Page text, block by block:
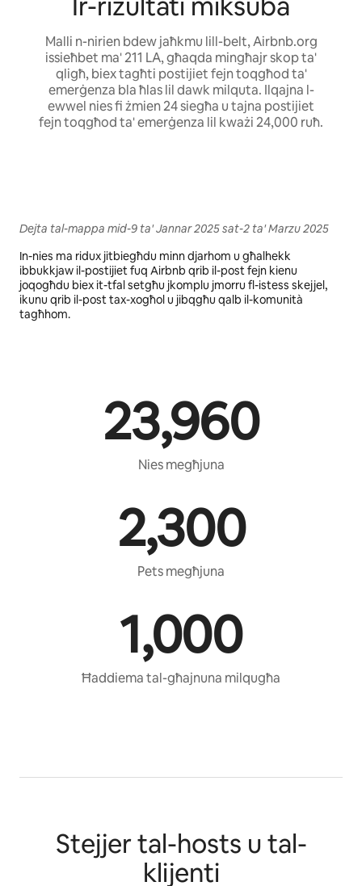
Malli n-nirien bdew jaħkmu lill-belt, Airbnb.org
issieħbet ma' 211 LA, għaqda mingħajr skop ta'
qligħ, biex tagħti postijiet fejn toqgħod ta'
emerġenza bla ħlas lil dawk milquta. Ilqajna l-
ewwel nies fi żmien 24 siegħa u tajna postijiet
fejn toqgħod ta' emerġenza lil kważi 24,000 ruħ.
Dejta tal-mappa mid-9 ta' Jannar 2025 sat-2 ta' Marzu 2025
In-nies ma ridux jitbiegħdu minn djarhom u għalhekk
ibbukkjaw il-postijiet fuq Airbnb qrib il-post fejn kienu
joqogħdu biex it-tfal setgħu jkomplu jmorru fl-istess skejjel,
ikunu qrib il-post tax-xogħol u jibqgħu qalb il-komunità
tagħhom.
23,960
Nies megħjuna
2,300
Pets megħjuna
1,000
Ħaddiema tal-għajnuna milqugħa
Stejjer tal-hosts u tal-
klijenti